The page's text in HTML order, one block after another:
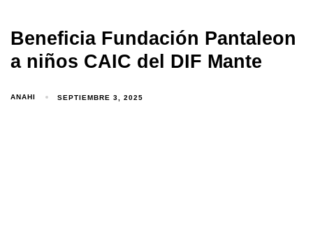
Beneficia Fundación Pantaleon
a niños CAIC del DIF Mante
ANAHI SEPTIEMBRE 3, 2025